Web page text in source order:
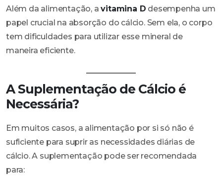
Além da alimentação, avitamina D desempenha um
papel crucial na absorção do cálcio. Sem ela, o corpo
tem dificuldades para utilizar esse mineral de
maneira eficiente.
A Suplementação de Cálcio é
Necessária?
Em muitos casos, a alimentação por si só não é
suficiente para suprir as necessidades diárias de
cálcio. A suplementação pode ser recomendada
para: